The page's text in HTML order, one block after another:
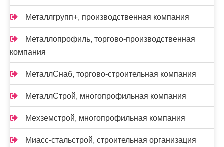
Металлгрупп+, производственная компания
Металлопрофиль, торгово-производственная
компания
МеталлСнаб, торгово-строительная компания
МеталлСтрой, многопрофильная компания
Мехземстрой, многопрофильная компания
Миасс-cтальстрой, строительная организация